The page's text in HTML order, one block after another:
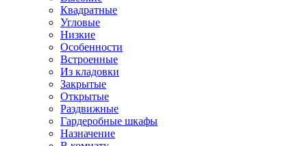
Квадратные
Угловые
Низкие
Особенности
Встроенные
Из кладовки
Закрытые
Открытые
Раздвижные
Гардеробные шкафы
Назначение